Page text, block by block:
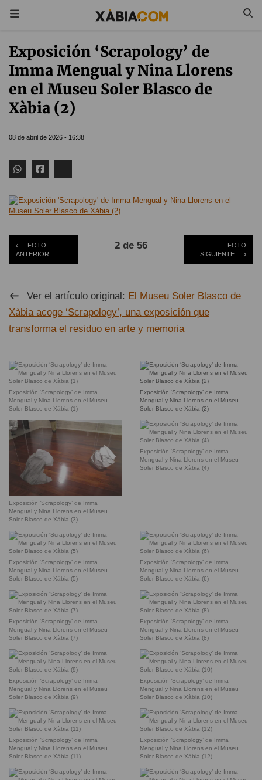
Exposición ‘Scrapology’ de
Imma Mengual y Nina Llorens
en el Museu Soler Blasco de
Xàbia (2)
08 de abril de 2026 - 16:38
FOTO
ANTERIOR
2 de 56
FOTO
SIGUIENTE
Ver el artículo original: El Museu Soler Blasco de
Xàbia acoge ‘Scrapology’, una exposición que
transforma el residuo en arte y memoria
Exposición ‘Scrapology’ de Imma
Mengual y Nina Llorens en el Museu
Soler Blasco de Xàbia (1)
Exposición ‘Scrapology’ de Imma
Mengual y Nina Llorens en el Museu
Soler Blasco de Xàbia (2)
Exposición ‘Scrapology’ de Imma
Mengual y Nina Llorens en el Museu
Soler Blasco de Xàbia (3)
Exposición ‘Scrapology’ de Imma
Mengual y Nina Llorens en el Museu
Soler Blasco de Xàbia (4)
Exposición ‘Scrapology’ de Imma
Mengual y Nina Llorens en el Museu
Soler Blasco de Xàbia (5)
Exposición ‘Scrapology’ de Imma
Mengual y Nina Llorens en el Museu
Soler Blasco de Xàbia (6)
Exposición ‘Scrapology’ de Imma
Mengual y Nina Llorens en el Museu
Soler Blasco de Xàbia (7)
Exposición ‘Scrapology’ de Imma
Mengual y Nina Llorens en el Museu
Soler Blasco de Xàbia (8)
Exposición ‘Scrapology’ de Imma
Mengual y Nina Llorens en el Museu
Soler Blasco de Xàbia (9)
Exposición ‘Scrapology’ de Imma
Mengual y Nina Llorens en el Museu
Soler Blasco de Xàbia (10)
Exposición ‘Scrapology’ de Imma
Mengual y Nina Llorens en el Museu
Soler Blasco de Xàbia (11)
Exposición ‘Scrapology’ de Imma
Mengual y Nina Llorens en el Museu
Soler Blasco de Xàbia (12)